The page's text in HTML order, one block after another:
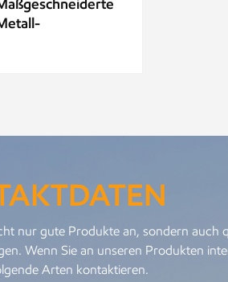
im Park,
Nachtszenenskulptur
nur gute Produkte an, sondern auch
Wenn Sie an unseren Produkten
Arten kontaktieren.